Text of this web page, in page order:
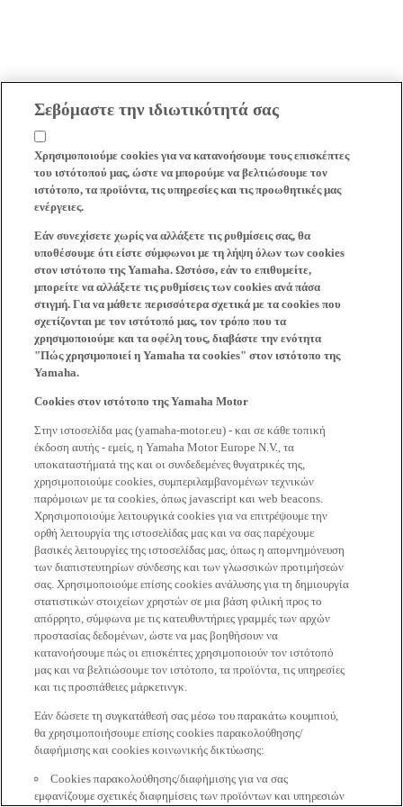
Σεβόμαστε την ιδιωτικότητά σας
Χρησιμοποιούμε cookies για να κατανοήσουμε τους επισκέπτες
του ιστότοπού μας, ώστε να μπορούμε να βελτιώσουμε τον
ιστότοπο, τα προϊόντα, τις υπηρεσίες και τις προωθητικές μας
ενέργειες.
Εάν συνεχίσετε χωρίς να αλλάξετε τις ρυθμίσεις σας, θα
υποθέσουμε ότι είστε σύμφωνοι με τη λήψη όλων των cookies
στον ιστότοπο της Yamaha. Ωστόσο, εάν το επιθυμείτε,
μπορείτε να αλλάξετε τις ρυθμίσεις των cookies ανά πάσα
στιγμή. Για να μάθετε περισσότερα σχετικά με τα cookies που
σχετίζονται με τον ιστότοπό μας, τον τρόπο που τα
χρησιμοποιούμε και τα οφέλη τους, διαβάστε την ενότητα
"Πώς χρησιμοποιεί η Yamaha τα cookies" στον ιστότοπο της
Yamaha.
Cookies στον ιστότοπο της Yamaha Motor
Στην ιστοσελίδα μας (yamaha-motor.eu) - και σε κάθε τοπική
έκδοση αυτής - εμείς, η Yamaha Motor Europe N.V., τα
υποκαταστήματά της και οι συνδεδεμένες θυγατρικές της,
χρησιμοποιούμε cookies, συμπεριλαμβανομένων τεχνικών
παρόμοιων με τα cookies, όπως javascript και web beacons.
Χρησιμοποιούμε λειτουργικά cookies για να επιτρέψουμε την
ορθή λειτουργία της ιστοσελίδας μας και να σας παρέχουμε
βασικές λειτουργίες της ιστοσελίδας μας, όπως η απομνημόνευση
των διαπιστευτηρίων σύνδεσης και των γλωσσικών προτιμήσεών
σας. Χρησιμοποιούμε επίσης cookies ανάλυσης για τη δημιουργία
στατιστικών στοιχείων χρηστών σε μια βάση φιλική προς το
απόρρητο, σύμφωνα με τις κατευθυντήριες γραμμές των αρχών
προστασίας δεδομένων, ώστε να μας βοηθήσουν να
κατανοήσουμε πώς οι επισκέπτες χρησιμοποιούν τον ιστότοπό
μας και να βελτιώσουμε τον ιστότοπο, τα προϊόντα, τις υπηρεσίες
και τις προσπάθειες μάρκετινγκ.
Εάν δώσετε τη συγκατάθεσή σας μέσω του παρακάτω κουμπιού,
θα χρησιμοποιήσουμε επίσης cookies παρακολούθησης/
διαφήμισης και cookies κοινωνικής δικτύωσης:
Cookies παρακολούθησης/διαφήμισης για να σας
εμφανίζουμε σχετικές διαφημίσεις των προϊόντων και υπηρεσιών